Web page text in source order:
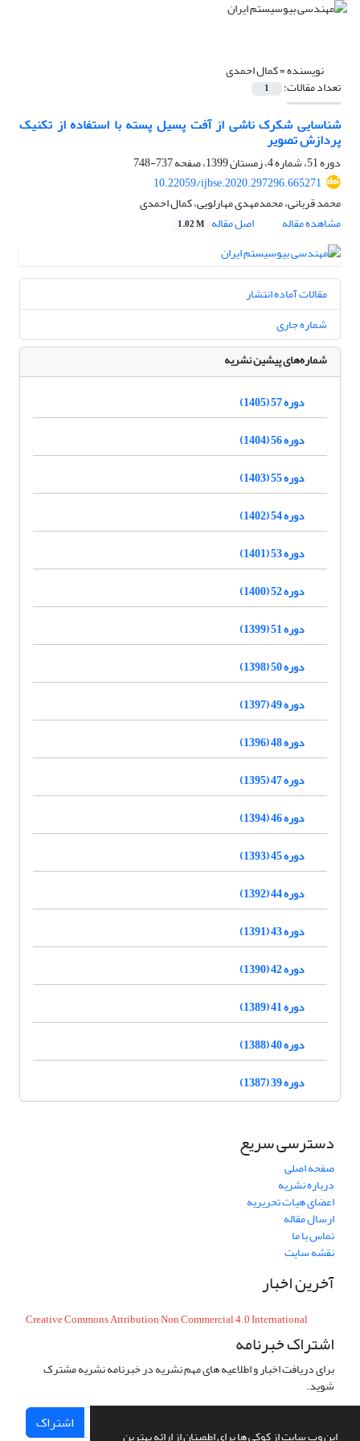
این وب سایت از کوکی ها برای اطمینان از ارائه بهترین
نویسنده =کمال احمدی
تعداد مقالات: 1
شناسایی شکرک‌ ناشی از آفت پسیل پسته با استفاده از تکنیک
پردازش تصویر
دوره 51، شماره 4، زمستان 1399، صفحه
737-748
10.22059/ijbse.2020.297296.665271
محمد قربانی، محمدمهدی مهارلویی، کمال احمدی
مشاهده مقاله
اصل مقاله 1.02 M
مقالات آماده انتشار
شماره جاری
شماره‌های پیشین نشریه
دوره 57 (1405)
دوره 56 (1404)
دوره 55 (1403)
دوره 54 (1402)
دوره 53 (1401)
دوره 52 (1400)
دوره 51 (1399)
دوره 50 (1398)
دوره 49 (1397)
دوره 48 (1396)
دوره 47 (1395)
دوره 46 (1394)
دوره 45 (1393)
دوره 44 (1392)
دوره 43 (1391)
دوره 42 (1390)
دوره 41 (1389)
دوره 40 (1388)
دوره 39 (1387)
دسترسی سریع
صفحه اصلی
درباره نشریه
اعضای هیات تحریریه
ارسال مقاله
تماس با ما
نقشه سایت
آخرین اخبار
Creative Commons Attribution Non Commercial 4.0 International
اشتراک خبرنامه
برای دریافت اخبار و اطلاعیه های مهم نشریه در خبرنامه نشریه مشترک
شوید.
اشتراک